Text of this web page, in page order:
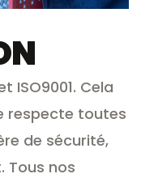
ISO9001. Cela
respecte toutes
de sécurité,
Tous nos